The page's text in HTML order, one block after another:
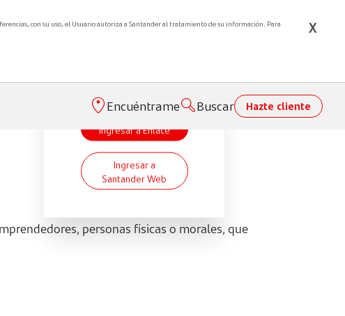
con su uso, el Usuario autoriza a Santander al tratamiento de su información. Para
X
Encuéntrame Buscar Hazte cliente
Elige una banca
Ingresar a Enlace
Ingresar a
Santander Web
personas físicas o morales, que